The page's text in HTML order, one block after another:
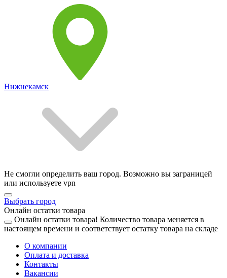
Нижнекамск
Не смогли определить ваш город. Возможно вы заграницей
или используете vpn
Выбрать город
Онлайн остатки товара
Онлайн остатки товара! Количество товара меняется в
настоящем времени и соответствует остатку товара на складе
О компании
Оплата и доставка
Контакты
Вакансии